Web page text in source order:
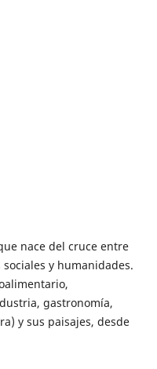
nace del cruce entre
y humanidades.
gastronomía,
y sus paisajes, desde